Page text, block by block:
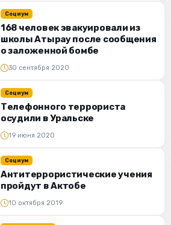
Социум
168 человек эвакуировали из
школы Атырау после сообщения
о заложенной бомбе
30 сентября 2020
Социум
Телефонного террориста
осудили в Уральске
19 июня 2020
Социум
Антитеррористические учения
пройдут в Актобе
10 октября 2019